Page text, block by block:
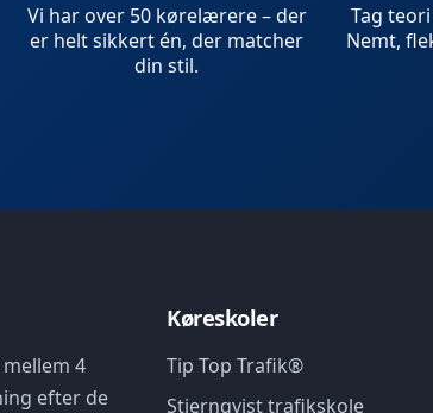
Vi har over 50 kørelærere – der
er helt sikkert én, der matcher
din stil.
Tag
Nemt,
4
efter de
Køreskoler
Tip Top Trafik®
Stjernqvist trafikskole